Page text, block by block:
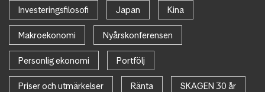
Investeringsfilosofi Japan Kina
Makroekonomi Nyårskonferensen
Personlig ekonomi Portfölj
Priser och utmärkelser Ränta SKAGEN 30 år